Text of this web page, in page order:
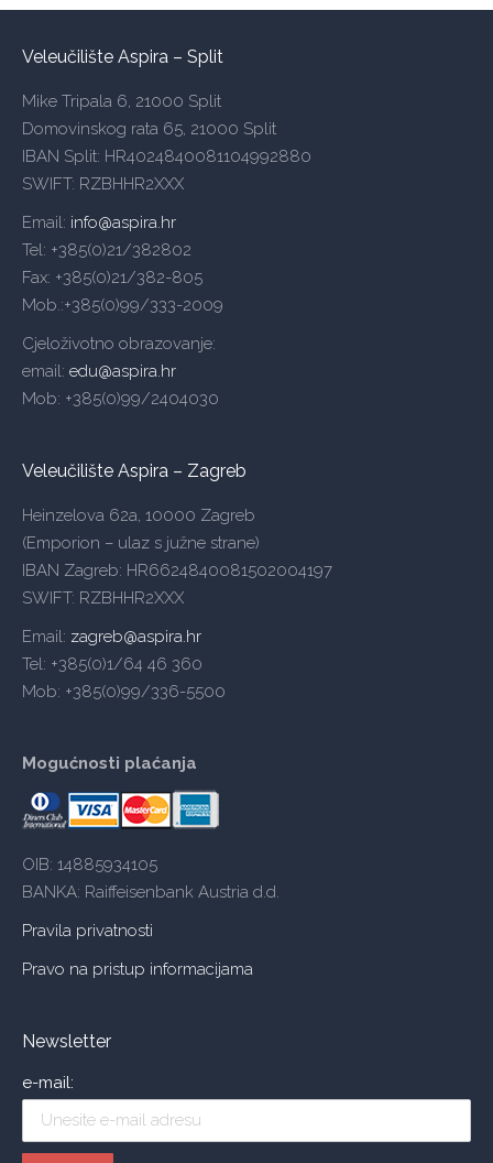
Veleučilište Aspira – Split
Mike Tripala 6, 21000 Split
Domovinskog rata 65, 21000 Split
IBAN Split: HR4024840081104992880
SWIFT: RZBHHR2XXX
Email: info@aspira.hr
Tel: +385(0)21/382802
Fax: +385(0)21/382-805
Mob.:+385(0)99/333-2009
Cjeloživotno obrazovanje:
email: edu@aspira.hr
Mob: +385(0)99/2404030
Veleučilište Aspira – Zagreb
Heinzelova 62a, 10000 Zagreb
(Emporion – ulaz s južne strane)
IBAN Zagreb: HR6624840081502004197
SWIFT: RZBHHR2XXX
Email: zagreb@aspira.hr
Tel: +385(0)1/64 46 360
Mob: +385(0)99/336-5500
Mogućnosti plaćanja
OIB: 14885934105
BANKA: Raiffeisenbank Austria d.d.
Pravila privatnosti
Pravo na pristup informacijama
Newsletter
e-mail: